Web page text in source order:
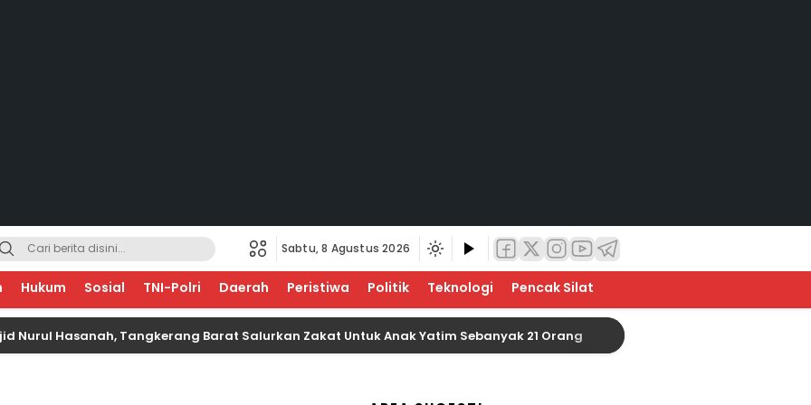
Sabtu, 8 Agustus 2026
Hukum Sosial TNI-Polri Daerah Peristiwa Politik Teknologi Pencak Silat
Hasanah, Tangkerang Barat Salurkan Zakat Untuk Anak Yatim Sebanyak 21 Orang Baznas Indragiri Hulu Siap